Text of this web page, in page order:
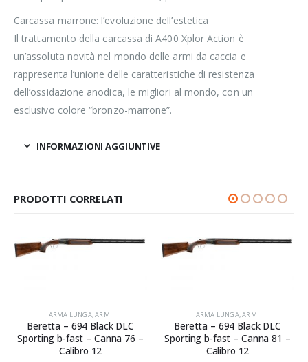
Carcassa marrone: l’evoluzione dell’estetica
Il trattamento della carcassa di A400 Xplor Action è
un’assoluta novità nel mondo delle armi da caccia e
rappresenta l’unione delle caratteristiche di resistenza
dell’ossidazione anodica, le migliori al mondo, con un
esclusivo colore “bronzo-marrone”.
INFORMAZIONI AGGIUNTIVE
PRODOTTI CORRELATI
ARMA LUNGA,ARMI
Beretta – 694 Black DLC
Sporting b-fast – Canna 81 –
Calibro 12
ARMA LUNGA,ARMI
Winchester – SXP Typhoon –
Canna 18″ – Calibro 12
Call For Price
AVVISIAMO LA GENTILE CLIENTELA